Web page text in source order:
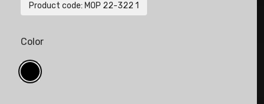
Product code: MOP 22-322 1
Color